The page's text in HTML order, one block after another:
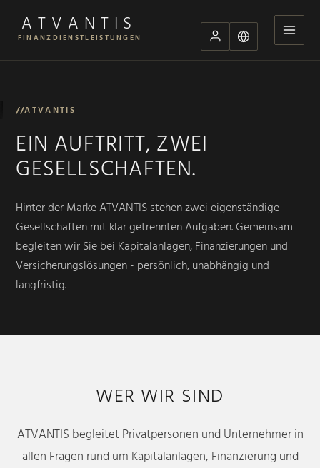
ATVANTIS
FINANZDIENSTLEISTUNGEN
//ATVANTIS
EIN AUFTRITT, ZWEI
GESELLSCHAFTEN.
Hinter der Marke ATVANTIS stehen zwei eigenständige
Gesellschaften mit klar getrennten Aufgaben. Gemeinsam
begleiten wir Sie bei Kapitalanlagen, Finanzierungen und
Versicherungslösungen - persönlich, unabhängig und
langfristig.
WER WIR SIND
ATVANTIS begleitet Privatpersonen und Unternehmer in
allen Fragen rund um Kapitalanlagen, Finanzierung und